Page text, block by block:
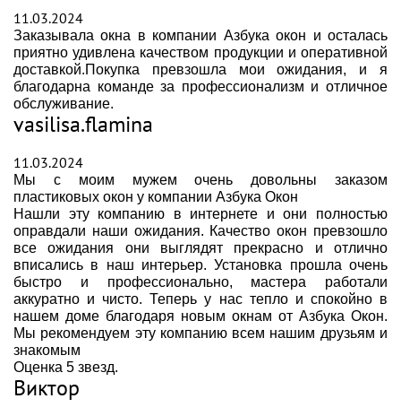
11.03.2024
Заказывала окна в компании Азбука окон и осталась
приятно удивлена качеством продукции и оперативной
доставкой.Покупка превзошла мои ожидания, и я
благодарна команде за профессионализм и отличное
обслуживание.
vasilisa.flamina
11.03.2024
Мы с моим мужем очень довольны заказом
пластиковых окон у компании Азбука Окон
Нашли эту компанию в интернете и они полностью
оправдали наши ожидания. Качество окон превзошло
все ожидания они выглядят прекрасно и отлично
вписались в наш интерьер. Установка прошла очень
быстро и профессионально, мастера работали
аккуратно и чисто. Теперь у нас тепло и спокойно в
нашем доме благодаря новым окнам от Азбука Окон.
Мы рекомендуем эту компанию всем нашим друзьям и
знакомым
Оценка 5 звезд.
Виктор